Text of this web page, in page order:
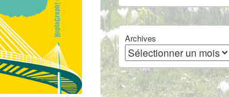
Archives